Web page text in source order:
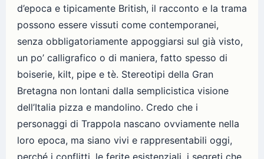
d’epoca e tipicamente British, il racconto e la trama
possono essere vissuti come contemporanei,
senza obbligatoriamente appoggiarsi sul già visto,
un po’ calligrafico o di maniera, fatto spesso di
boiserie, kilt, pipe e tè. Stereotipi della Gran
Bretagna non lontani dalla semplicistica visione
dell’Italia pizza e mandolino. Credo che i
personaggi di Trappola nascano ovviamente nella
loro epoca, ma siano vivi e rappresentabili oggi,